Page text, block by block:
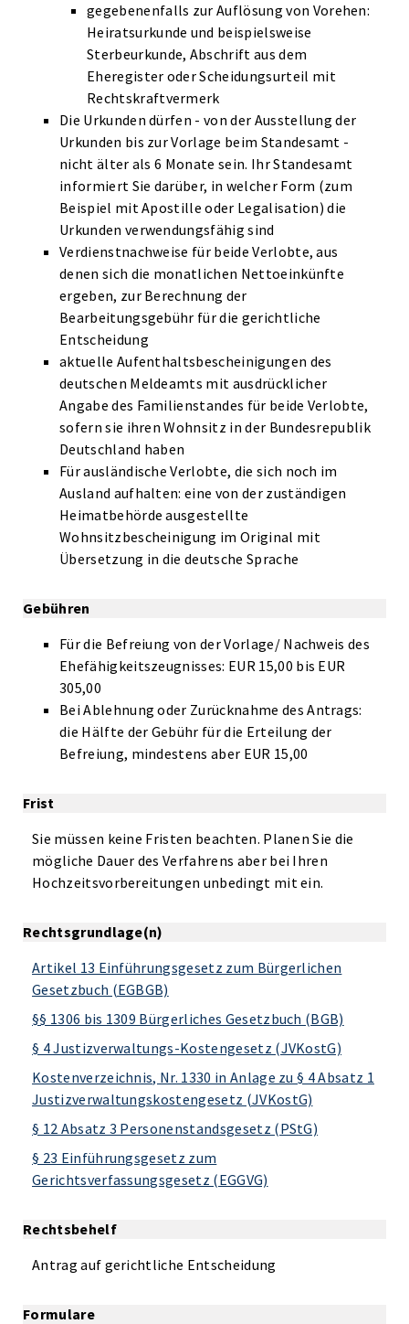
gegebenenfalls zur Auflösung von Vorehen:
Heiratsurkunde und beispielsweise
Sterbeurkunde, Abschrift aus dem
Eheregister oder Scheidungsurteil mit
Rechtskraftvermerk
Die Urkunden dürfen - von der Ausstellung der
Urkunden bis zur Vorlage beim Standesamt -
nicht älter als 6 Monate sein. Ihr Standesamt
informiert Sie darüber, in welcher Form (zum
Beispiel mit Apostille oder Legalisation) die
Urkunden verwendungsfähig sind
Verdienstnachweise für beide Verlobte, aus
denen sich die monatlichen Nettoeinkünfte
ergeben, zur Berechnung der
Bearbeitungsgebühr für die gerichtliche
Entscheidung
aktuelle Aufenthaltsbescheinigungen des
deutschen Meldeamts mit ausdrücklicher
Angabe des Familienstandes für beide Verlobte,
sofern sie ihren Wohnsitz in der Bundesrepublik
Deutschland haben
Für ausländische Verlobte, die sich noch im
Ausland aufhalten: eine von der zuständigen
Heimatbehörde ausgestellte
Wohnsitzbescheinigung im Original mit
Übersetzung in die deutsche Sprache
Gebühren
Für die Befreiung von der Vorlage/ Nachweis des
Ehefähigkeitszeugnisses: EUR 15,00 bis EUR
305,00
Bei Ablehnung oder Zurücknahme des Antrags:
die Hälfte der Gebühr für die Erteilung der
Befreiung, mindestens aber EUR 15,00
Frist
Sie müssen keine Fristen beachten. Planen Sie die
mögliche Dauer des Verfahrens aber bei Ihren
Hochzeitsvorbereitungen unbedingt mit ein.
Rechtsgrundlage(n)
Artikel 13 Einführungsgesetz zum Bürgerlichen
Gesetzbuch (EGBGB)
§§ 1306 bis 1309 Bürgerliches Gesetzbuch (BGB)
§ 4 Justizverwaltungs-Kostengesetz (JVKostG)
Kostenverzeichnis, Nr. 1330 in Anlage zu § 4 Absatz 1
Justizverwaltungskostengesetz (JVKostG)
§ 12 Absatz 3 Personenstandsgesetz (PStG)
§ 23 Einführungsgesetz zum
Gerichtsverfassungsgesetz (EGGVG)
Rechtsbehelf
Antrag auf gerichtliche Entscheidung
Formulare